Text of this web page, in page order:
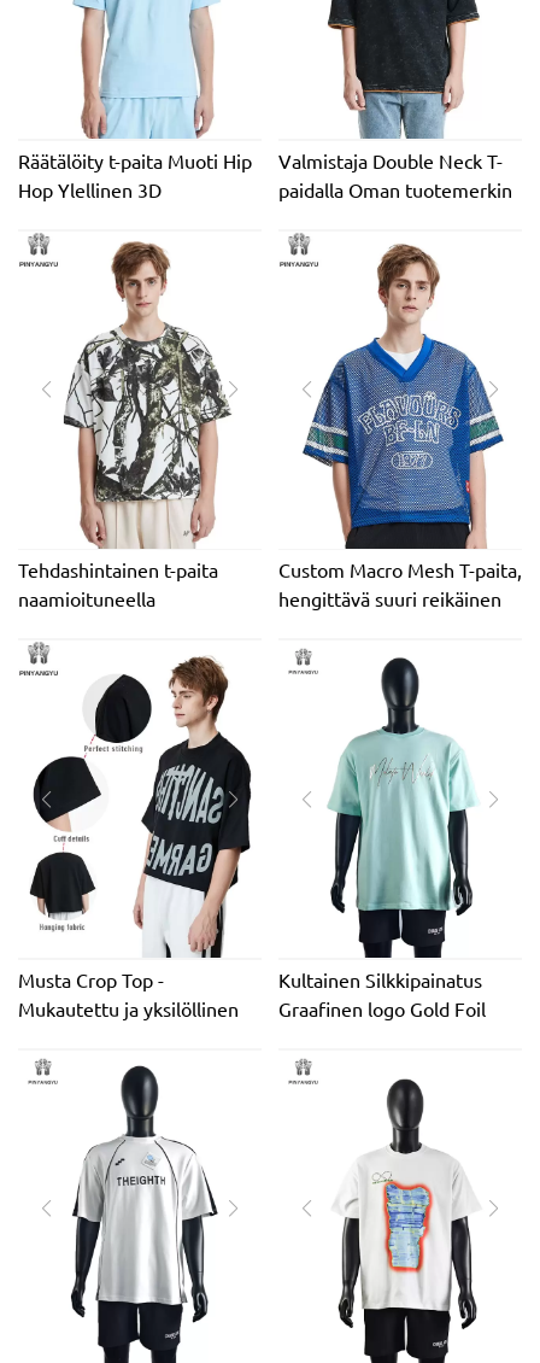
Räätälöity t-paita Muoti Hip
Hop Ylellinen 3D
puuvillaa Ylisuuri painava
graafinen miesten
kohokuvioidut T-paidat
Valmistaja Double Neck T-
paidalla Oman tuotemerkin
Heavyweight T-paita Pesty
Vintage t Paita Acid Wash
100% puuvillaa
Tehdashintainen t-paita
naamioituneella
puuvillaa Casual Style
Oversized Fit Short Length
Jersey Kangas DTG-painatus
Custom Macro Mesh T-paita,
hengittävä suuri reikäinen
kesään
Musta Crop Top -
Mukautettu ja yksilöllinen
Kultainen Silkkipainatus
Graafinen logo Gold Foil
miehille